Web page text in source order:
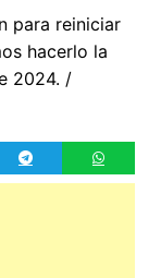
para reiniciar
hacerlo la
2024. /